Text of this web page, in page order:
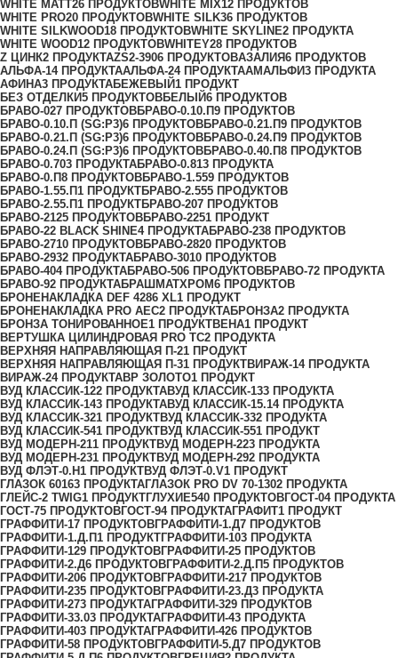
WHITE MATT26 ПРОДУКТОВWHITE MIX12 ПРОДУКТОВ
WHITE PRO20 ПРОДУКТОВWHITE SILK36 ПРОДУКТОВ
WHITE SILKWOOD18 ПРОДУКТОВWHITE SKYLINE2 ПРОДУКТА
WHITE WOOD12 ПРОДУКТОВWHITEY28 ПРОДУКТОВ
Z ЦИНК2 ПРОДУКТАZS2-3906 ПРОДУКТОВАЗАЛИЯ6 ПРОДУКТОВ
АЛЬФА-14 ПРОДУКТААЛЬФА-24 ПРОДУКТААМАЛЬФИ3 ПРОДУКТА
АФИНА3 ПРОДУКТАБЕЖЕВЫЙ1 ПРОДУКТ
БЕЗ ОТДЕЛКИ5 ПРОДУКТОВБЕЛЫЙ6 ПРОДУКТОВ
БРАВО-027 ПРОДУКТОВБРАВО-0.10.П9 ПРОДУКТОВ
БРАВО-0.10.П (SG:P3)6 ПРОДУКТОВБРАВО-0.21.П9 ПРОДУКТОВ
БРАВО-0.21.П (SG:P3)6 ПРОДУКТОВБРАВО-0.24.П9 ПРОДУКТОВ
БРАВО-0.24.П (SG:P3)6 ПРОДУКТОВБРАВО-0.40.П8 ПРОДУКТОВ
БРАВО-0.703 ПРОДУКТАБРАВО-0.813 ПРОДУКТА
БРАВО-0.П8 ПРОДУКТОВБРАВО-1.559 ПРОДУКТОВ
БРАВО-1.55.П1 ПРОДУКТБРАВО-2.555 ПРОДУКТОВ
БРАВО-2.55.П1 ПРОДУКТБРАВО-207 ПРОДУКТОВ
БРАВО-2125 ПРОДУКТОВБРАВО-2251 ПРОДУКТ
БРАВО-22 BLACK SHINE4 ПРОДУКТАБРАВО-238 ПРОДУКТОВ
БРАВО-2710 ПРОДУКТОВБРАВО-2820 ПРОДУКТОВ
БРАВО-2932 ПРОДУКТАБРАВО-3010 ПРОДУКТОВ
БРАВО-404 ПРОДУКТАБРАВО-506 ПРОДУКТОВБРАВО-72 ПРОДУКТА
БРАВО-92 ПРОДУКТАБРАШМАТХРОМ6 ПРОДУКТОВ
БРОНЕНАКЛАДКА DEF 4286 XL1 ПРОДУКТ
БРОНЕНАКЛАДКА PRO AEC2 ПРОДУКТАБРОНЗА2 ПРОДУКТА
БРОНЗА ТОНИРОВАННОЕ1 ПРОДУКТВЕНА1 ПРОДУКТ
ВЕРТУШКА ЦИЛИНДРОВАЯ PRO TC2 ПРОДУКТА
ВЕРХНЯЯ НАПРАВЛЯЮЩАЯ П-21 ПРОДУКТ
ВЕРХНЯЯ НАПРАВЛЯЮЩАЯ П-31 ПРОДУКТВИРАЖ-14 ПРОДУКТА
ВИРАЖ-24 ПРОДУКТАВР ЗОЛОТО1 ПРОДУКТ
ВУД КЛАССИК-122 ПРОДУКТАВУД КЛАССИК-133 ПРОДУКТА
ВУД КЛАССИК-143 ПРОДУКТАВУД КЛАССИК-15.14 ПРОДУКТА
ВУД КЛАССИК-321 ПРОДУКТВУД КЛАССИК-332 ПРОДУКТА
ВУД КЛАССИК-541 ПРОДУКТВУД КЛАССИК-551 ПРОДУКТ
ВУД МОДЕРН-211 ПРОДУКТВУД МОДЕРН-223 ПРОДУКТА
ВУД МОДЕРН-231 ПРОДУКТВУД МОДЕРН-292 ПРОДУКТА
ВУД ФЛЭТ-0.H1 ПРОДУКТВУД ФЛЭТ-0.V1 ПРОДУКТ
ГЛАЗОК 60163 ПРОДУКТАГЛАЗОК PRO DV 70-1302 ПРОДУКТА
ГЛЕЙС-2 TWIG1 ПРОДУКТГЛУХИЕ540 ПРОДУКТОВГОСТ-04 ПРОДУКТА
ГОСТ-75 ПРОДУКТОВГОСТ-94 ПРОДУКТАГРАФИТ1 ПРОДУКТ
ГРАФФИТИ-17 ПРОДУКТОВГРАФФИТИ-1.Д7 ПРОДУКТОВ
ГРАФФИТИ-1.Д.П1 ПРОДУКТГРАФФИТИ-103 ПРОДУКТА
ГРАФФИТИ-129 ПРОДУКТОВГРАФФИТИ-25 ПРОДУКТОВ
ГРАФФИТИ-2.Д6 ПРОДУКТОВГРАФФИТИ-2.Д.П5 ПРОДУКТОВ
ГРАФФИТИ-206 ПРОДУКТОВГРАФФИТИ-217 ПРОДУКТОВ
ГРАФФИТИ-235 ПРОДУКТОВГРАФФИТИ-23.Д3 ПРОДУКТА
ГРАФФИТИ-273 ПРОДУКТАГРАФФИТИ-329 ПРОДУКТОВ
ГРАФФИТИ-33.03 ПРОДУКТАГРАФФИТИ-43 ПРОДУКТА
ГРАФФИТИ-403 ПРОДУКТАГРАФФИТИ-426 ПРОДУКТОВ
ГРАФФИТИ-58 ПРОДУКТОВГРАФФИТИ-5.Д7 ПРОДУКТОВ